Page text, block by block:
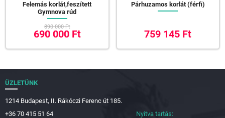
Felemás korlát,feszített
Gymnova rúd
890 000 Ft
690 000 Ft
Párhuzamos korlát (férfi)
759 145 Ft
ÜZLETÜNK
1214 Budapest, II. Rákóczi Ferenc út 185.
+36 70 415 51 64
Nyitva tartás: